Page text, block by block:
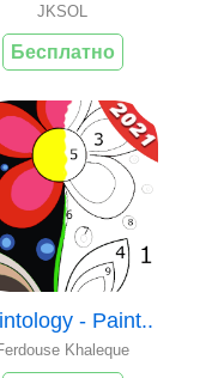
JKSOL
Бесплатно
- Paint..
Khaleque